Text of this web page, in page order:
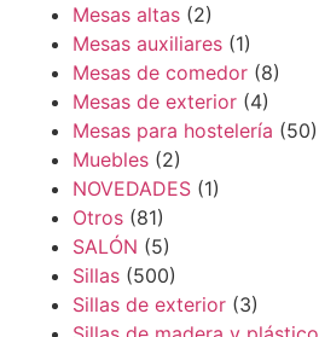
Mesas altas (2)
Mesas auxiliares (1)
Mesas de comedor (8)
Mesas de exterior (4)
Mesas para hostelería (50)
Muebles (2)
NOVEDADES (1)
Otros (81)
SALÓN (5)
Sillas (500)
Sillas de exterior (3)